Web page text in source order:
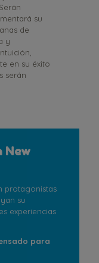
su
de
y
en su éxito
serán
New
protagonistas
su
experiencias
para